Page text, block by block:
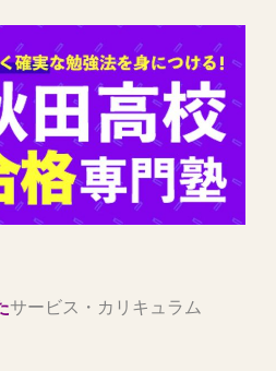
サービス・カリキュラム